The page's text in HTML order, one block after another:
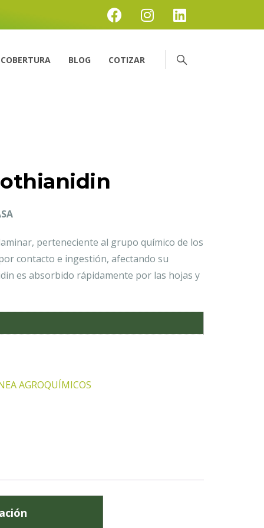
COBERTURA BLOG COTIZAR
perteneciente al grupo químico de los
contacto e ingestión, afectando su
es absorbido rápidamente por las hojas y
AGROQUÍMICOS